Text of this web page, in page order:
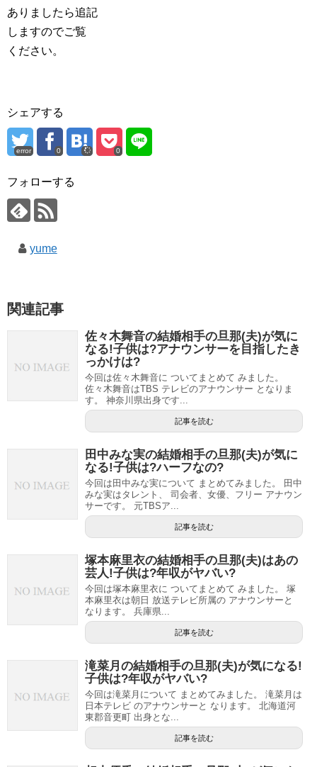
ありましたら追記
しますのでご覧
ください。
シェアする
error 0 0
フォローする
yume
関連記事
佐々木舞音の結婚相手の旦那(夫)が気に
なる!子供は?アナウンサーを目指したき
っかけは?
今回は佐々木舞音に ついてまとめて みました。
佐々木舞音はTBS テレビのアナウンサー となりま
す。 神奈川県出身です...
記事を読む
田中みな実の結婚相手の旦那(夫)が気に
なる!子供は?ハーフなの?
今回は田中みな実について まとめてみました。 田中
みな実はタレント、 司会者、女優、フリー アナウン
サーです。 元TBSア...
記事を読む
塚本麻里衣の結婚相手の旦那(夫)はあの
芸人!子供は?年収がヤバい?
今回は塚本麻里衣に ついてまとめて みました。 塚
本麻里衣は朝日 放送テレビ所属の アナウンサーと
なります。 兵庫県...
記事を読む
滝菜月の結婚相手の旦那(夫)が気になる!
子供は?年収がヤバい?
今回は滝菜月について まとめてみました。 滝菜月は
日本テレビ のアナウンサーと なります。 北海道河
東郡音更町 出身とな...
記事を読む